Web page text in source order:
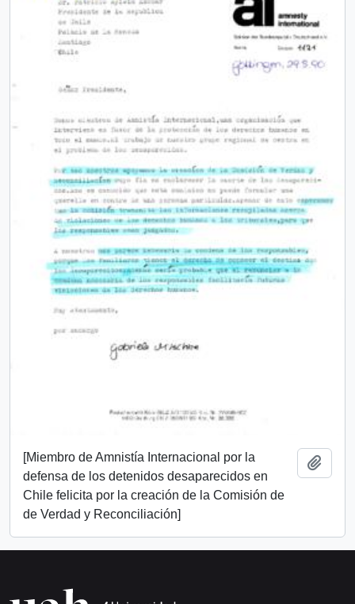
[Miembro de Amnistía Internacional por la
defensa de los detenidos desaparecidos en
Chile felicita por la creación de la Comisión de
de Verdad y Reconciliación]